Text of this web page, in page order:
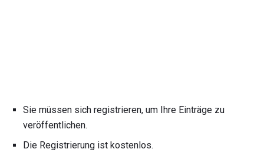
Sie müssen sich registrieren, um Ihre Einträge zu
veröffentlichen.
Die Registrierung ist kostenlos.